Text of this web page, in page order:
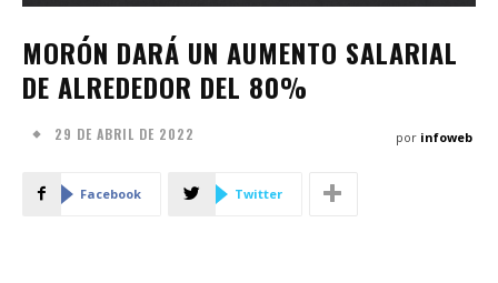
MORÓN DARÁ UN AUMENTO SALARIAL
DE ALREDEDOR DEL 80%
29 DE ABRIL DE 2022 por infoweb
Facebook Twitter